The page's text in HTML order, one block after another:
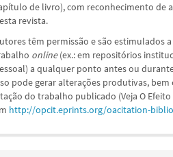
de livro), com reconhecimento de
revista.
têm permissão e são estimulados
online(ex.: em repositórios
a qualquer ponto antes ou
pode gerar alterações produtivas,
do trabalho publicado (Veja O Efeito
http://opcit.eprints.org/oacitation-